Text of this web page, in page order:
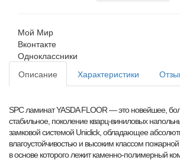
Мой Мир
Вконтакте
Одноклассники
Описание
Характеристики
SPC ламинат YASDA FLOOR — это новейшее,
стабильное, поколение кварц-виниловых
замковой системой Uniclick, обладающее
влагоустойчивостью и высоким классом
в основе которого лежит каменно-полимерный